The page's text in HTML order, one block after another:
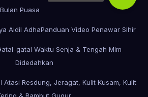
Puasa
Aidil AdhaPanduan Video Penawar Sihir
gatal Waktu Senja & Tengah Mlm
Didedahkan
Atasi Resdung, Jeragat, Kulit Kusam, Kulit
& Rambut Gugur